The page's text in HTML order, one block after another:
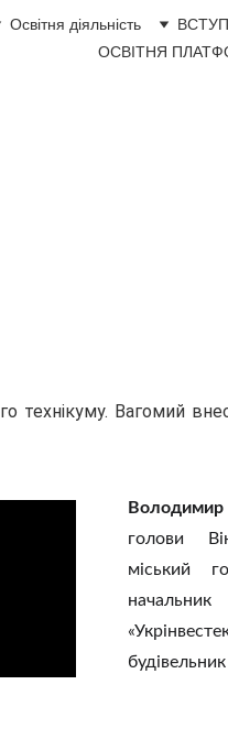
Освітня діяльність ВСТУП
ОСВІТНЯ
Вагомий
Володимир
голови
міський